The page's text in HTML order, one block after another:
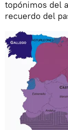
topónimos del
recuerdo del